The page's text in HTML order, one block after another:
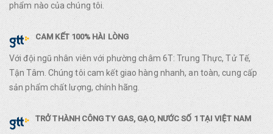
phẩm nào của chúng tôi.
CAM KẾT 100% HÀI LÒNG
Với đội ngũ nhân viên với phường châm 6T: Trung Thực, Tử Tế,
Tận Tâm. Chúng tôi cam kết giao hàng nhanh, an toàn, cung cấp
sản phẩm chất lượng, chính hãng.
TRỞ THÀNH CÔNG TY GAS, GẠO, NƯỚC SỐ 1 TẠI VIỆT NAM